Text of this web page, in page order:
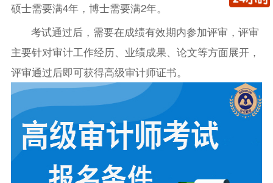
硕士需要满4年，博士需要满2年。
考试通过后，需要在成绩有效期内参加评审，评审
主要针对审计工作经历、业绩成果、论文等方面展开，
评审通过后即可获得高级审计师证书。